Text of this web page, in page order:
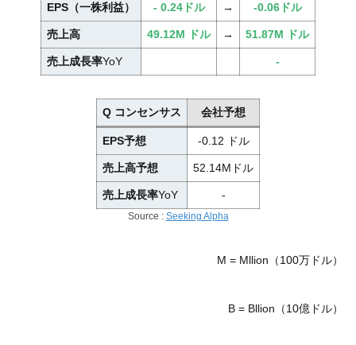
EPS（一株利益） - 0.24ドル → -0.06ドル
売上高 49.12M ドル → 51.87M ドル
売上成長率YoY -
Q コンセンサス 会社予想
EPS予想 -0.12 ドル
売上高予想 52.14Mドル
売上成長率YoY -
Source : Seeking Alpha
M = Mllion（100万ドル）
B = Bllion（10億ドル）